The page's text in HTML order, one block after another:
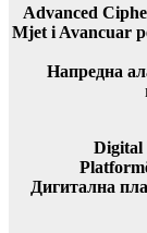
Advanced
Mjet i Avancuar
Напредна
Digital
Дигитална